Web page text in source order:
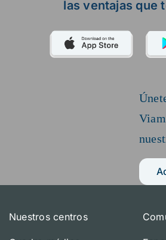
las ventajas que
Nuestros centros